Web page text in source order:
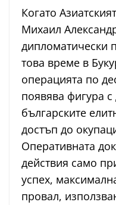
Когато
Михаил
дипломатически
това време в
операцията по
появява фигура
българските
достъп до
Оперативната
действия само
успех,
провал,